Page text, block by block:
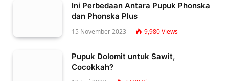
Ini Perbedaan Antara Pupuk Phonska
dan Phonska Plus
15 November 2023 9,980Views
Pupuk Dolomit untuk Sawit,
Cocokkah?